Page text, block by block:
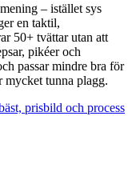
– istället sys
en taktil,
50+ tvättar utan att
pikéer och
passar mindre bra för
mycket tunna plagg.
prisbild och process